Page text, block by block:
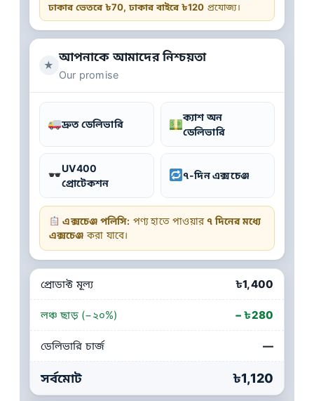
ঢাকার ভেতরে ৳70, ঢাকার বাইরে ৳120 প্রযোজ্য।
★
আপনাকে আমাদের নিশ্চয়তা
Our promise
দ্রুত ডেলিভারি
ক্যাশ অন
ডেলিভারি
UV400
প্রোটেকশন
৭-দিন এক্সচেঞ্জ
এক্সচেঞ্জ পলিসি: পণ্য হাতে পাওয়ার৭ দিনের মধ্যে
এক্সচেঞ্জ করা যাবে।
প্রোডাক্ট মূল্য ৳1,400
লঞ্চ ছাড় (−২০%) − ৳280
ডেলিভারি চার্জ —
সর্বমোট ৳1,120